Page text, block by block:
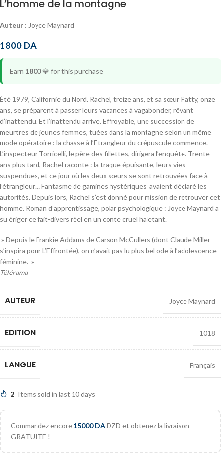
L’homme de la montagne
Auteur : Joyce Maynard
1800 DA
Earn 1800💎 for this purchase
Été 1979, Californie du Nord. Rachel, treize ans, et sa sœur Patty, onze
ans, se préparent à passer leurs vacances à vagabonder, rêvant
d’inattendu. Et l’inattendu arrive. Effroyable, une succession de
meurtres de jeunes femmes, tuées dans la montagne selon un même
mode opératoire : la chasse à l’Etrangleur du crépuscule commence.
L’inspecteur Torricelli, le père des fillettes, dirigera l’enquête. Trente
ans plus tard, Rachel raconte : la traque épuisante, leurs vies
suspendues, et ce jour où les deux sœurs se sont retrouvées face à
l’étrangleur… Fantasme de gamines hystériques, avaient déclaré les
autorités. Depuis lors, Rachel s’est donné pour mission de retrouver cet
homme. Roman d’apprentissage, polar psychologique : Joyce Maynard a
su ériger ce fait-divers réel en un conte cruel haletant.
» Depuis le Frankie Addams de Carson McCullers (dont Claude Miller
s’inspira pour L’Effrontée), on n’avait pas lu plus bel ode à l’adolescence
féminine. »
Télérama
AUTEUR Joyce Maynard
EDITION 1018
LANGUE Français
2 Items sold in last 10 days
Commandez encore 15000DADZD et obtenez la livraison
GRATUITE !